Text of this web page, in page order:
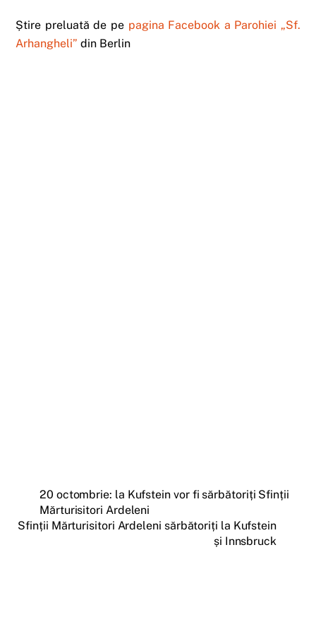
Știre preluată de pe pagina Facebook a Parohiei „Sf.
Arhangheli” din Berlin
20 octombrie: la Kufstein vor fi sărbătoriți Sfinții
Mărturisitori Ardeleni
Sfinții Mărturisitori Ardeleni sărbătoriți la Kufstein
și Innsbruck